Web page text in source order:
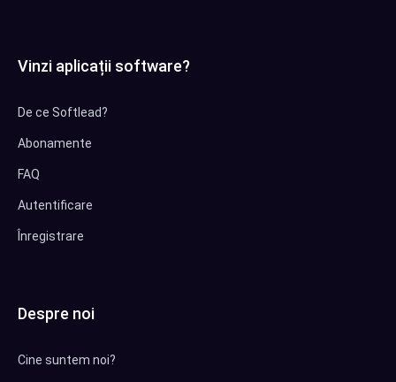
Vinzi aplicații software?
De ce Softlead?
Abonamente
FAQ
Autentificare
Înregistrare
Despre noi
Cine suntem noi?